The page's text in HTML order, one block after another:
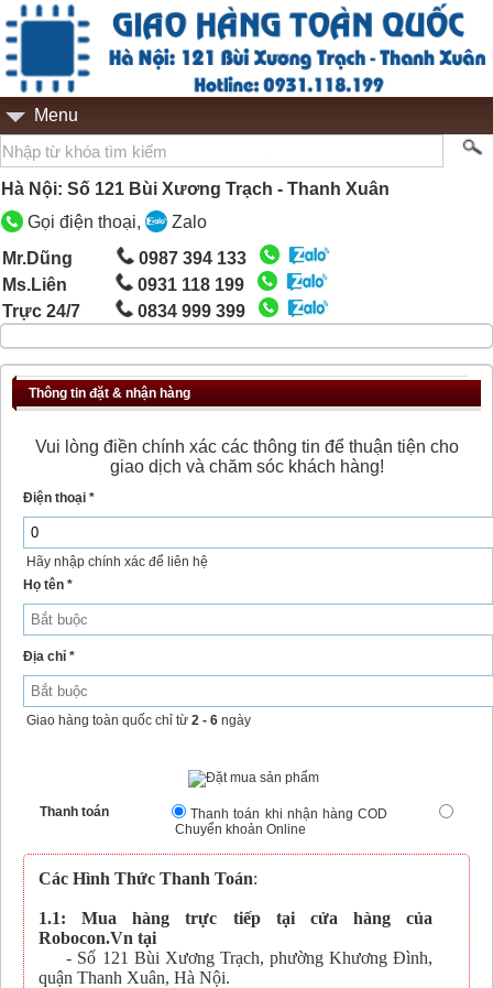
Menu
Hà Nội: Số 121 Bùi Xương Trạch - Thanh Xuân
Gọi điện thoại,
Zalo
Mr.Dũng
0987 394 133
Ms.Liên
0931 118 199
Trực 24/7
0834 999 399
Thông tin đặt & nhận hàng
Vui lòng điền chính xác các thông tin để thuận tiện cho
giao dịch và chăm sóc khách hàng!
Điện thoại *
Hãy nhập chính xác để liên hệ
Họ tên *
Địa chỉ *
Giao hàng toàn quốc chỉ từ 2 - 6 ngày
Thanh toán
Thanh toán khi nhận hàng COD
Chuyển khoản Online
Các Hình Thức Thanh Toán:
1.1: Mua hàng trực tiếp tại cửa hàng của
Robocon.Vn tại
- Số 121 Bùi Xương Trạch, phường Khương Đình,
quận Thanh Xuân, Hà Nội.